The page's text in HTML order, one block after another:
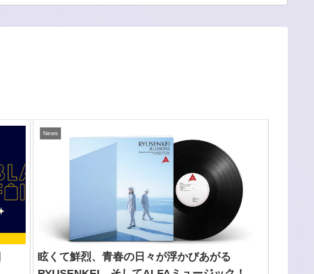
News
眩くて鮮烈、青春の日々が浮かびあがる